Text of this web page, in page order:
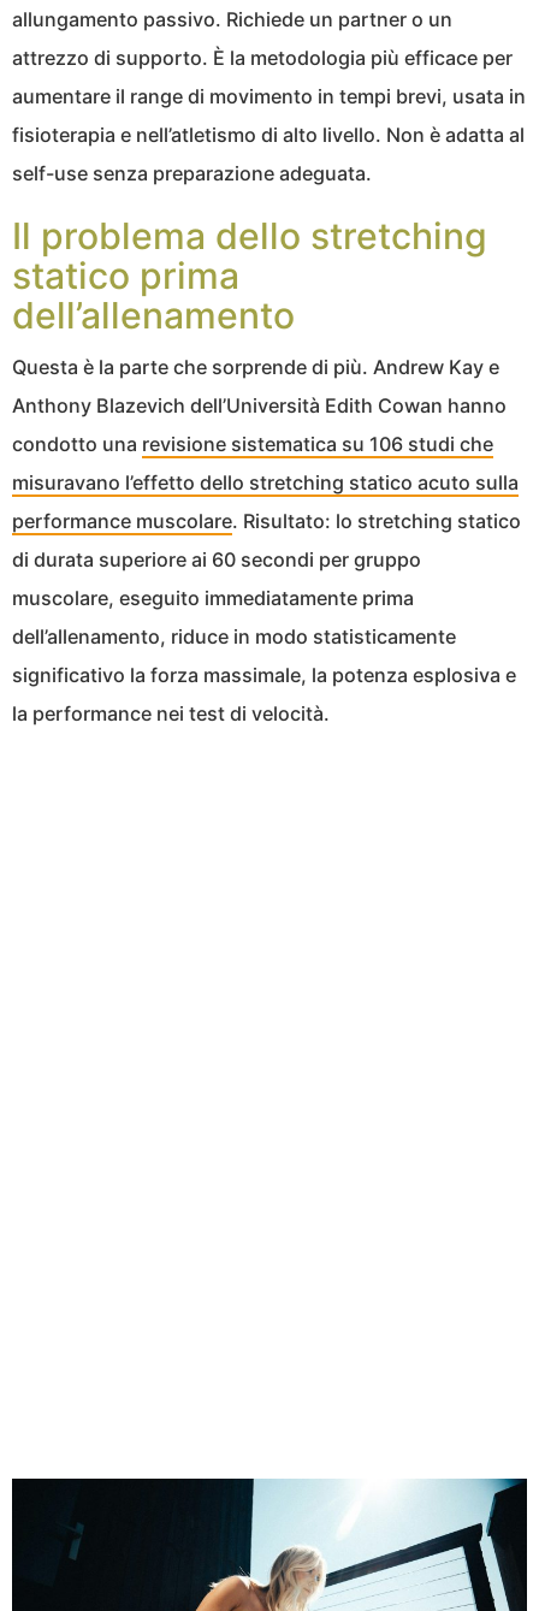
allungamento passivo. Richiede un partner o un
attrezzo di supporto. È la metodologia più efficace per
aumentare il range di movimento in tempi brevi, usata in
fisioterapia e nell’atletismo di alto livello. Non è adatta al
self-use senza preparazione adeguata.
Il problema dello stretching
statico prima
dell’allenamento
Questa è la parte che sorprende di più. Andrew Kay e
Anthony Blazevich dell’Università Edith Cowan hanno
condotto una revisione sistematica su 106 studi che
misuravano l’effetto dello stretching statico acuto sulla
performance muscolare. Risultato: lo stretching statico
di durata superiore ai 60 secondi per gruppo
muscolare, eseguito immediatamente prima
dell’allenamento, riduce in modo statisticamente
significativo la forza massimale, la potenza esplosiva e
la performance nei test di velocità.